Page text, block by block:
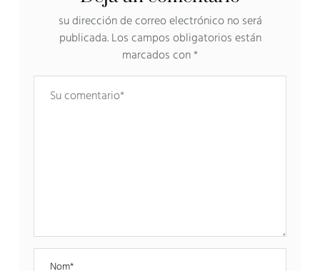
su dirección de correo electrónico no será
publicada. Los campos obligatorios están
marcados con*